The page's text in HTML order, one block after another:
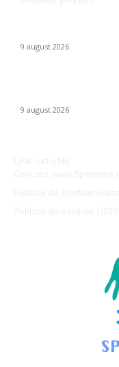
9 august 2026
9 august 2026